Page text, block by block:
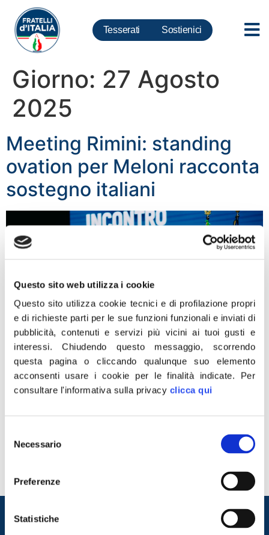
Questo sito web utilizza i cookie
Questo sito utilizza cookie tecnici e di profilazione propri
e di richieste parti per le sue funzioni funzionali e inviati di
pubblicità, contenuti e servizi più vicini ai tuoi gusti e
interessi.Chiudendo questo messaggio, scorrendo
questa pagina o cliccando qualunque suo elemento
acconsenti usare i cookie per le finalità indicate. Per
consultare l'informativa sulla privacy clicca qui
delNecessario
Preferenze
Statistiche
Tesserati Sostienici
Giorno: 27 Agosto
2025
Meeting Rimini: standing
ovation per Meloni racconta
sostegno italiani
“Quanto abbiamo visto oggi al Meeting di Rimini è
memorabile, al termine di un discorso da statista: un
vero e proprio programma d’azione politica inscritto in
culturali. Del resto, dopo quasi […]